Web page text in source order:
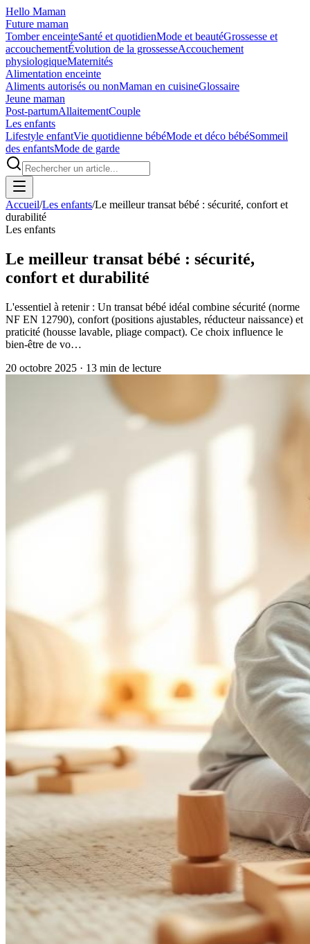
Hello Maman
Future maman
Tomber enceinteSanté et quotidienMode et beautéGrossesse et
accouchementÉvolution de la grossesseAccouchement
physiologiqueMaternités
Alimentation enceinte
Aliments autorisés ou nonMaman en cuisineGlossaire
Jeune maman
Post-partumAllaitementCouple
Les enfants
Lifestyle enfantVie quotidienne bébéMode et déco bébéSommeil
des enfantsMode de garde
Accueil/Les enfants/Le meilleur transat bébé : sécurité, confort et
durabilité
Les enfants
Le meilleur transat bébé : sécurité,
confort et durabilité
L'essentiel à retenir : Un transat bébé idéal combine sécurité (norme
NF EN 12790), confort (positions ajustables, réducteur naissance) et
praticité (housse lavable, pliage compact). Ce choix influence le
bien-être de vo…
20 octobre 2025 · 13 min de lecture